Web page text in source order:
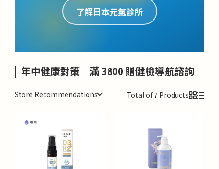
了解日本元氣診所
年中健康對策｜滿 3800 贈健檢導航諮詢
Store Recommendations Total of 7 Products